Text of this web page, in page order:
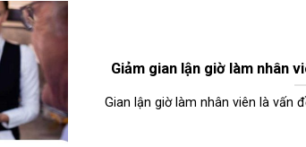
Giảm gian lận giờ làm nhân
Gian lận giờ làm nhân viên là vấn